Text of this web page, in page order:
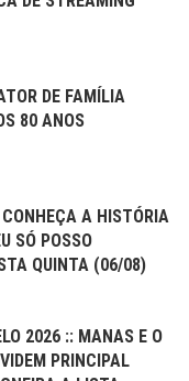
DE FAMÍLIA
80 ANOS
A HISTÓRIA
SÓ POSSO
QUINTA (06/08)
2026 :: MANAS E O
PRINCIPAL